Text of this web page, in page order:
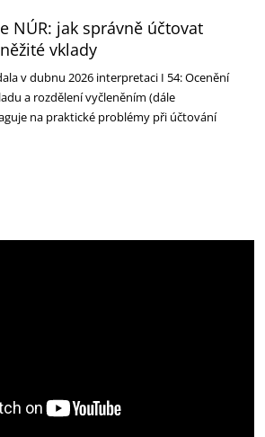
NÚR: jak správně účtovat
vklady
v dubnu 2026 interpretaci I 54: Ocenění
a rozdělení vyčleněním (dále
na praktické problémy při účtování